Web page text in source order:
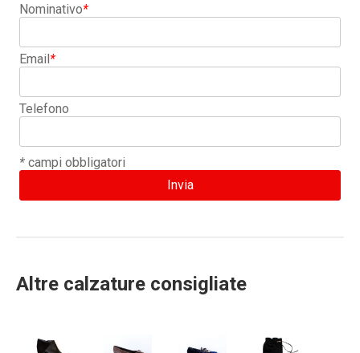
Nominativo*
Email*
Telefono
* campi obbligatori
Altre calzature consigliate